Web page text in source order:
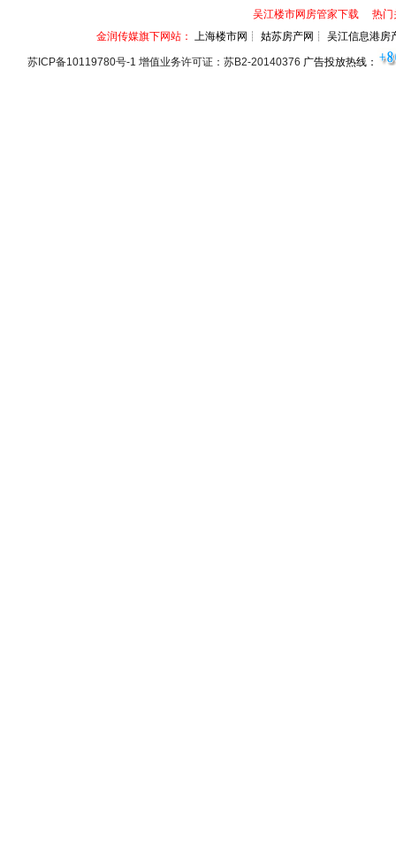
吴江楼市网房管家下载
热门
金润传媒旗下网站： 上海楼市网┊ 姑苏房产网┊ 吴江信息港
苏ICP备10119780号-1 增值业务许可证：苏B2-20140376 广告投放热线：